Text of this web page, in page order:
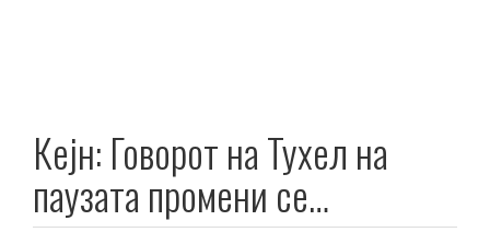
Кејн: Говорот на Тухел на
паузата промени се…